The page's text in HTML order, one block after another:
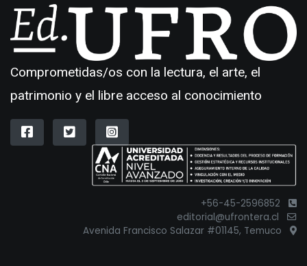
Comprometidas/os con la lectura, el arte, el
patrimonio y el libre acceso al conocimiento
+56-45-2596852
editorial@ufrontera.cl
Avenida Francisco Salazar #01145, Temuco